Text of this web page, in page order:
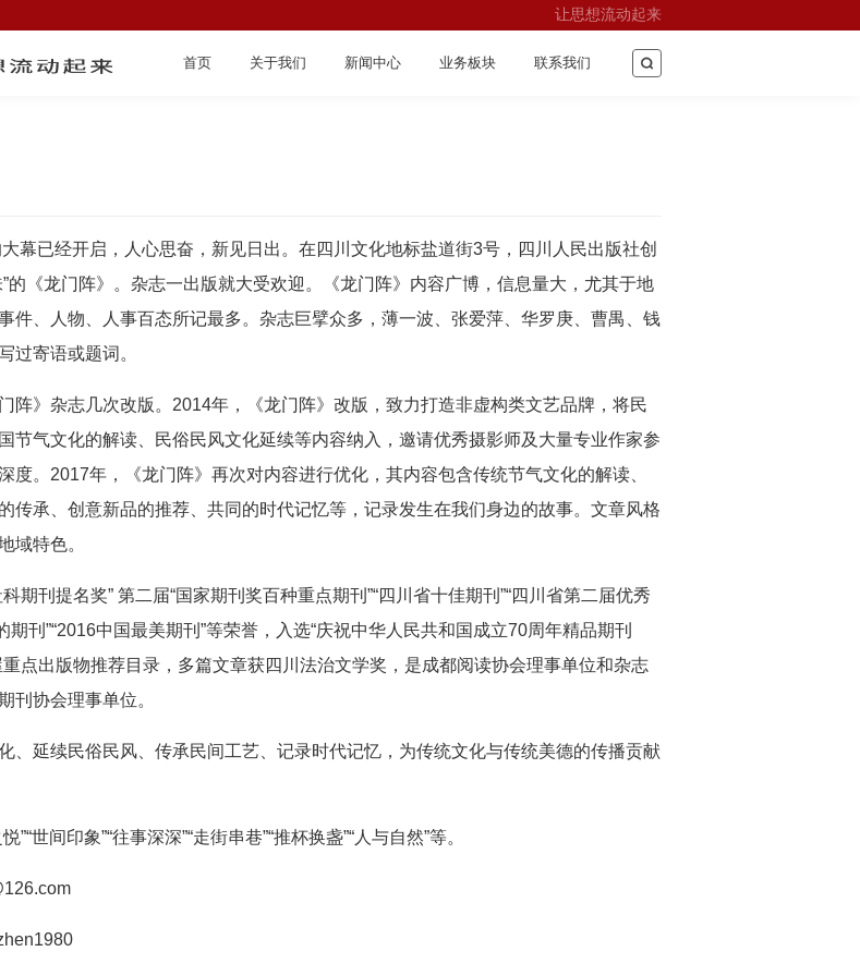
首页
关于我们
新闻中心
业务板块
联系我们
让思想流动起来
首页 关于我们 新闻中心 业务板块 联系我们
幕已经开启，人心思奋，新见日出。在四川文化地标盐道街3号，四川人民出版社创
的《龙门阵》。杂志一出版就大受欢迎。《龙门阵》内容广博，信息量大，尤其于地
件、人物、人事百态所记最多。杂志巨擘众多，薄一波、张爱萍、华罗庚、曹禺、钱
过寄语或题词。
阵》杂志几次改版。2014年，《龙门阵》改版，致力打造非虚构类文艺品牌，将民
节气文化的解读、民俗民风文化延续等内容纳入，邀请优秀摄影师及大量专业作家参
度。2017年，《龙门阵》再次对内容进行优化，其内容包含传统节气文化的解读、
传承、创意新品的推荐、共同的时代记忆等，记录发生在我们身边的故事。文章风格
域特色。
期刊提名奖” 第二届“国家期刊奖百种重点期刊”“四川省十佳期刊”“四川省第二届优秀
期刊”“2016中国最美期刊”等荣誉，入选“庆祝中华人民共和国成立70周年精品期刊
重点出版物推荐目录，多篇文章获四川法治文学奖，是成都阅读协会理事单位和杂志
刊协会理事单位。
、延续民俗民风、传承民间工艺、记录时代记忆，为传统文化与传统美德的传播贡献
”“世间印象”“往事深深”“走街串巷”“推杯换盏”“人与自然”等。